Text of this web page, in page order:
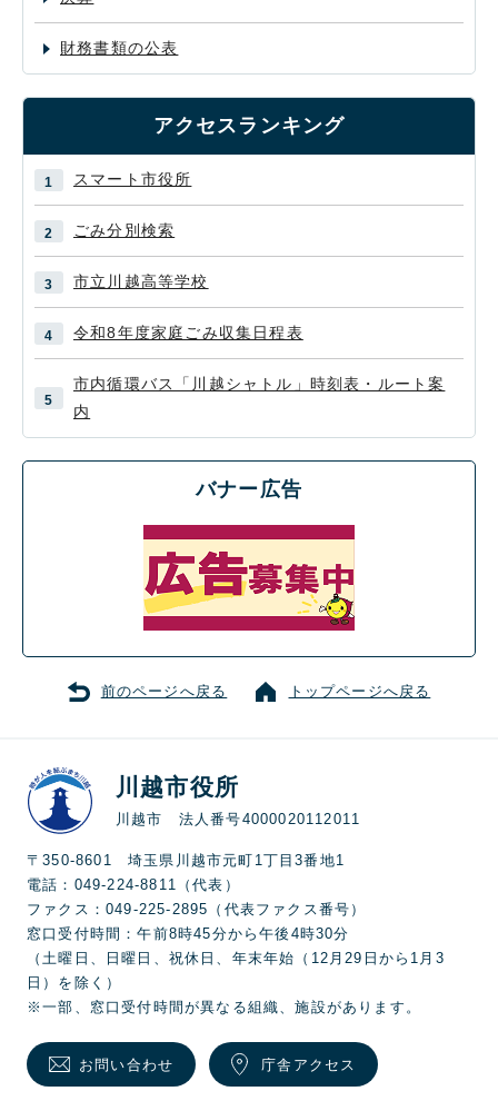
財務書類の公表
アクセスランキング
スマート市役所
ごみ分別検索
市立川越高等学校
令和8年度家庭ごみ収集日程表
市内循環バス「川越シャトル」時刻表・ルート案
内
バナー広告
前のページへ戻る トップページへ戻る
川越市役所
川越市 法人番号4000020112011
〒350-8601 埼玉県川越市元町1丁目3番地1
電話：049-224-8811（代表）
ファクス：049-225-2895（代表ファクス番号）
窓口受付時間：午前8時45分から午後4時30分
（土曜日、日曜日、祝休日、年末年始（12月29日から1月3
日）を除く）
※一部、窓口受付時間が異なる組織、施設があります。
お問い合わせ 庁舎アクセス